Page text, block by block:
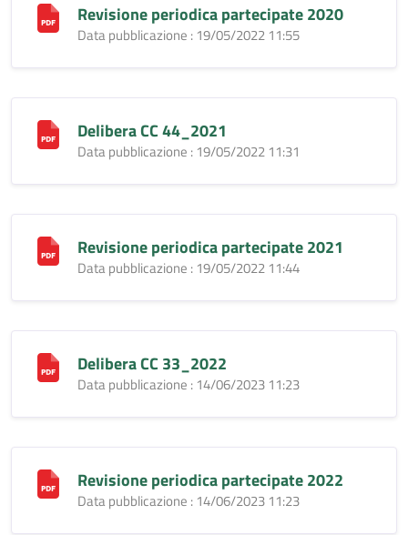
Revisione periodica partecipate 2020
Data pubblicazione : 19/05/2022 11:55
Delibera CC 44_2021
Data pubblicazione : 19/05/2022 11:31
Revisione periodica partecipate 2021
Data pubblicazione : 19/05/2022 11:44
Delibera CC 33_2022
Data pubblicazione : 14/06/2023 11:23
Revisione periodica partecipate 2022
Data pubblicazione : 14/06/2023 11:23